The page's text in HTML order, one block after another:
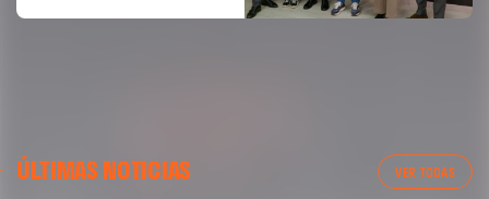
ÚLTIMAS NOTICIAS VER TODAS